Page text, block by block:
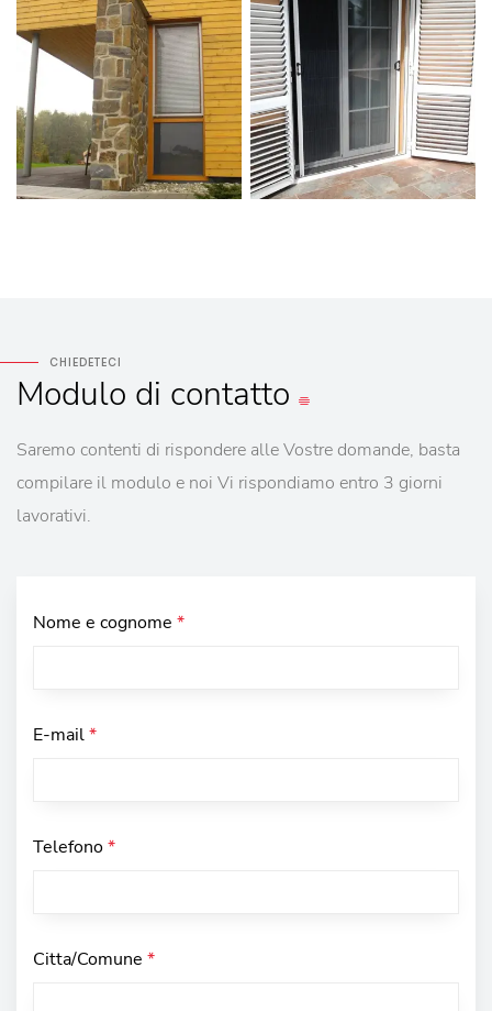
CHIEDETECI
Modulo di contatto
Saremo contenti di rispondere alle Vostre domande, basta
compilare il modulo e noi Vi rispondiamo entro 3 giorni
lavorativi.
Nome e cognome *
E-mail*
Telefono*
Citta/Comune *